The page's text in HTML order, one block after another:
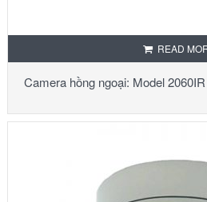
READ
Camera hồng ngoại: Model 2060IR